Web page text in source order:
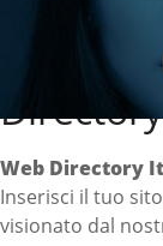
Web Directory
Inserisci il tuo
visionato dal